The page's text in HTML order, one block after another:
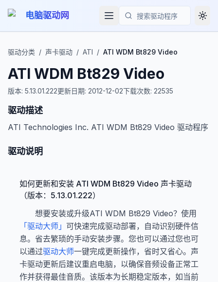
电脑驱动网
搜索
驱动分类 / 声卡驱动 / ATI / ATI WDM Bt829 Video
ATI WDM Bt829 Video
版本: 5.13.01.222更新日期: 2012-12-02下载次数: 22535
驱动描述
ATI Technologies Inc. ATI WDM Bt829 Video 驱动程序
驱动说明
如何更新和安装 ATI WDM Bt829 Video 声卡驱动
（版本：5.13.01.222）
想要安装或升级ATI WDM Bt829 Video？使用
「驱动大师」 可快速完成驱动部署，自动识别硬件信
息。省去繁琐的手动安装步骤。您也可以通过您也可
以通过驱动大师一键完成更新操作，省时又省心。声
卡驱动更新后建议重启电脑，以确保音频设备正常工
作并获得最佳音质。该版本为长期稳定版本，如当前